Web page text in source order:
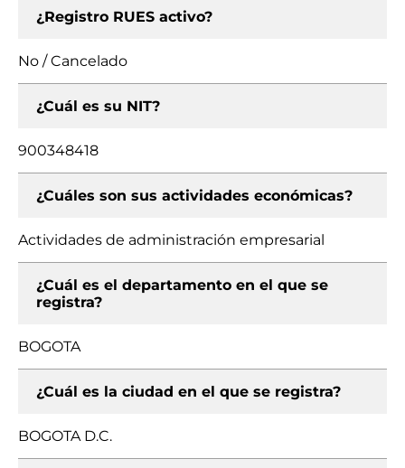
¿Registro RUES activo?
No / Cancelado
¿Cuál es su NIT?
900348418
¿Cuáles son sus actividades económicas?
Actividades de administración empresarial
¿Cuál es el departamento en el que se
registra?
BOGOTA
¿Cuál es la ciudad en el que se registra?
BOGOTA D.C.